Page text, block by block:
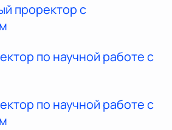
проректор с
по научной работе с
по научной работе с